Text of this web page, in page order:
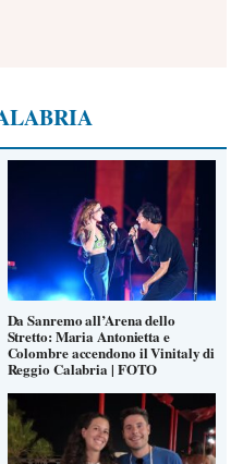
Da Sanremo all’Arena dello
Stretto: Maria Antonietta e
Colombre accendono il Vinitaly di
Reggio Calabria | FOTO